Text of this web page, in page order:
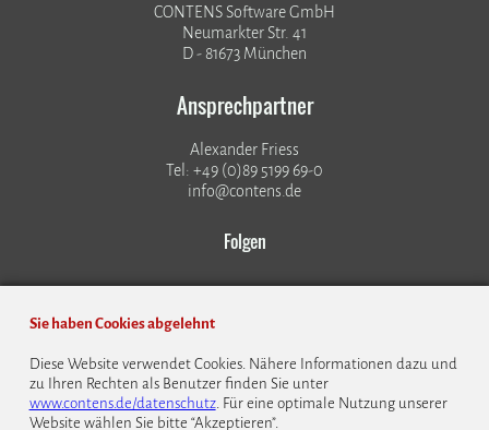
CONTENS Software GmbH
Neumarkter Str. 41
D - 81673 München
Ansprechpartner
Alexander Friess
Tel: +49 (0)89 5199 69-0
info@contens.de
Folgen
© 1999 - 2026 CONTENS Software GmbH
Sie haben Cookies abgelehnt
Diese Website verwendet Cookies. Nähere Informationen dazu und
zu Ihren Rechten als Benutzer finden Sie unter
www.contens.de/datenschutz. Für eine optimale Nutzung unserer
Website wählen Sie bitte “Akzeptieren”.